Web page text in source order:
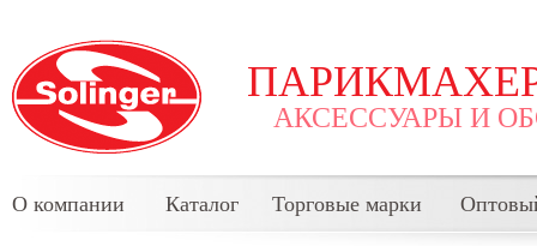
АКСЕССУАРЫ И
О компании Каталог Торговые марки